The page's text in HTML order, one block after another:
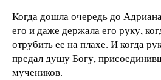
Когда дошла очередь до
его и даже держала его руку,
отрубить ее на плахе. И когда
предал душу Богу,
мучеников.